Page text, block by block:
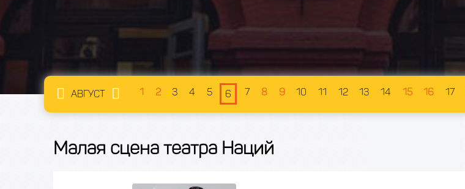
АВГУСТ 1 2 3 4 5 6 7 8 9 10 11 12 13 14 15 16 17
Малая сцена театра Наций